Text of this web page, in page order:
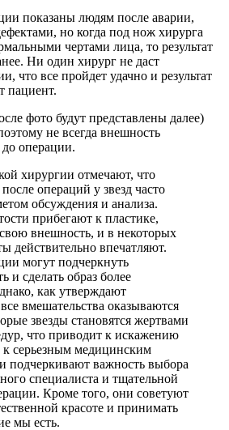
показаны людям после аварии,
но когда под нож хирурга
чертами лица, то результат
Ни один хирург не даст
что все пройдет удачно и результат
пациент.
фото будут представлены далее)
не всегда внешность
операции.
хирургии отмечают, что
операций у звезд часто
обсуждения и анализа.
прибегают к пластике,
внешность, и в некоторых
действительно впечатляют.
могут подчеркнуть
и сделать образ более
как утверждают
вмешательства оказываются
звезды становятся жертвами
что приводит к искажению
к серьезным медицинским
подчеркивают важность выбора
специалиста и тщательной
Кроме того, они советуют
красоте и принимать
мы есть.